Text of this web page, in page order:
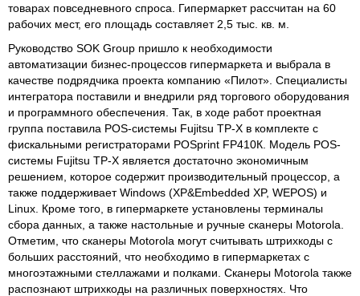
товарах повседневного спроса. Гипермаркет рассчитан на 60
рабочих мест, его площадь составляет 2,5 тыс. кв. м.
Руководство SOK Group пришло к необходимости
автоматизации бизнес-процессов гипермаркета и выбрала в
качестве подрядчика проекта компанию «Пилот». Специалисты
интегратора поставили и внедрили ряд торгового оборудования
и программного обеспечения. Так, в ходе работ проектная
группа поставила POS-системы Fujitsu TP-X в комплекте с
фискальными регистраторами POSprint FP410К. Модель POS-
системы Fujitsu TP-X является достаточно экономичным
решением, которое содержит производительный процессор, а
также поддерживает Windows (XP&Embedded XP, WEPOS) и
Linux. Кроме того, в гипермаркете установлены терминалы
сбора данных, а также настольные и ручные сканеры Motorola.
Отметим, что сканеры Motorola могут считывать штрихкоды с
больших расстояний, что необходимо в гипермаркетах с
многоэтажными стеллажами и полками. Сканеры Motorola также
распознают штрихкоды на различных поверхностях. Что